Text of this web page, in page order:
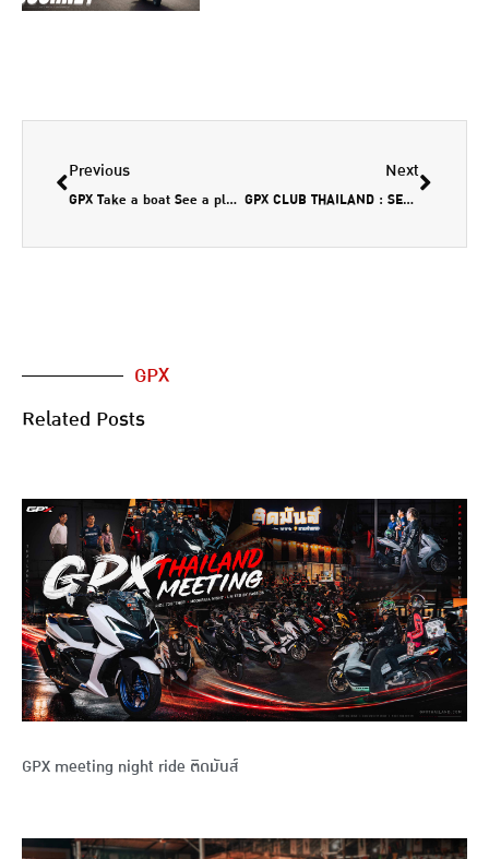
Previous
GPX Take a boat See a plane
Next
GPX CLUB THAILAND : SECRET VIEW UNSEEN CHONBURI
GPX
Related Posts
GPX meeting night ride ติดมันส์